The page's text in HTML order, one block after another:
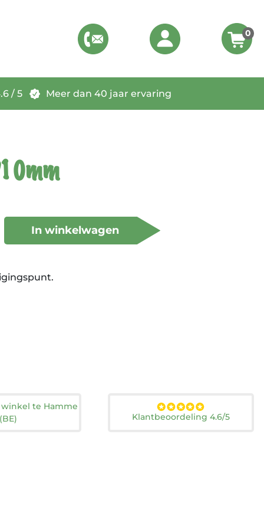
0
/ 5 Meer dan 40 jaar ervaring
In winkelwagen
te Hamme
(BE)
Klantbeoordeling 4.6/5